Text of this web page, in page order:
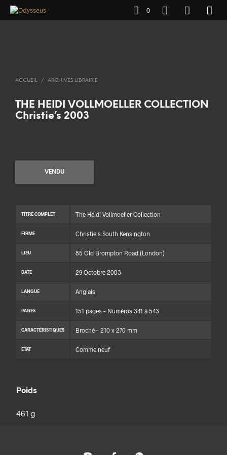
0
ACCUEIL / ARCHIVES LIBRAIRIE
THE HEIDI VOLLMOELLER COLLECTION
Christie’s 2003
VENDU
TITRE COMPLET The Heidi Vollmoeller Collection
FIRME Christie’s South Kensington
LIEU 85 Old Brompton Road (London)
DATE 29 Octobre 2003
LANGUE Anglais
PAGES 151 pages – Numéros 341 à 543
CARACTÉRISTIQUES Broché – 210 x 270 mm
ÉTAT Comme neuf
Poids
461 g